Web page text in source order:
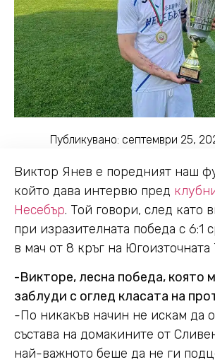
Публикувано: септември 25,
Виктор Янев е поредният наш
който дава интервю пред
Несебър. Той говори, след като
при изразителната победа с 6:1
в мач от 8 кръг на Югоизточната
-Викторе, лесна победа, която
заблуди с оглед класата на
-По никакъв начин не искам да
състава на домакините от
най-важното беше да не ги